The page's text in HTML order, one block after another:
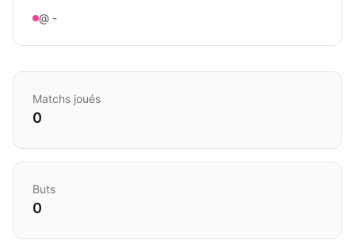
@ -
Matchs joués
0
Buts
0